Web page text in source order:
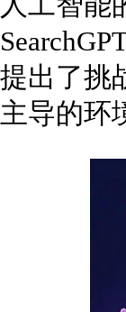
提出了挑
主导的环